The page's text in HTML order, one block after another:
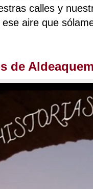
calles y
ese aire que
de